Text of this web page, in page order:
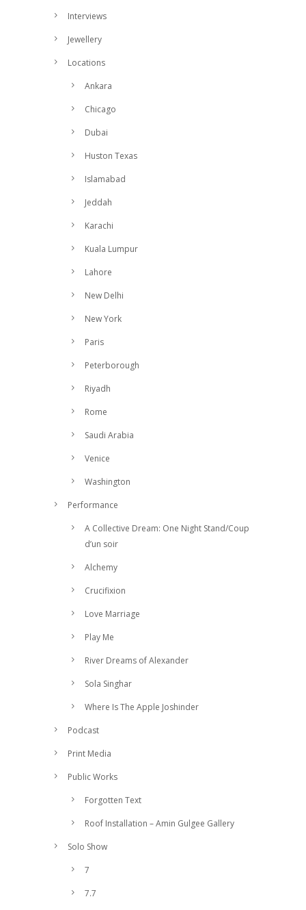
Interviews
Jewellery
Locations
Ankara
Chicago
Dubai
Huston Texas
Islamabad
Jeddah
Karachi
Kuala Lumpur
Lahore
New Delhi
New York
Paris
Peterborough
Riyadh
Rome
Saudi Arabia
Venice
Washington
Performance
A Collective Dream: One Night Stand/Coup
d’un soir
Alchemy
Crucifixion
Love Marriage
Play Me
River Dreams of Alexander
Sola Singhar
Where Is The Apple Joshinder
Podcast
Print Media
Public Works
Forgotten Text
Roof Installation – Amin Gulgee Gallery
Solo Show
7
7.7